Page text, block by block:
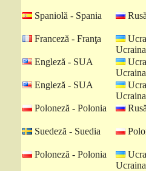
Spaniolă - Spania
Franceză - Franţa
Ucraina
Engleză - SUA
Ucraina
Engleză - SUA
Ucraina
Poloneză - Polonia
Suedeză - Suedia
Poloneză - Polonia
Ucraina